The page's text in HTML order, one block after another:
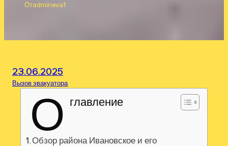
Отadmineva1
23.06.2025
Вызов эвакуатора
О главление
Обзор района Ивановское и его